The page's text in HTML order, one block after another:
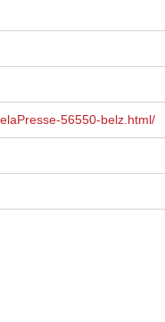
56550-belz.html/